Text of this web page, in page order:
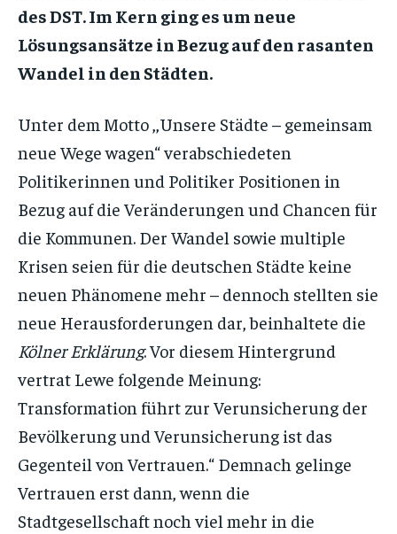
des DST. Im Kern ging es um neue
Lösungsansätze in Bezug auf den rasanten
Wandel in den Städten.
Unter dem Motto ,,Unsere Städte – gemeinsam
neue Wege wagen“ verabschiedeten
Politikerinnen und Politiker Positionen in
Bezug auf die Veränderungen und Chancen für
die Kommunen. Der Wandel sowie multiple
Krisen seien für die deutschen Städte keine
neuen Phänomene mehr – dennoch stellten sie
neue Herausforderungen dar, beinhaltete die
Kölner Erklärung. Vor diesem Hintergrund
vertrat Lewe folgende Meinung:
Transformation führt zur Verunsicherung der
Bevölkerung und Verunsicherung ist das
Gegenteil von Vertrauen.“ Demnach gelinge
Vertrauen erst dann, wenn die
Stadtgesellschaft noch viel mehr in die